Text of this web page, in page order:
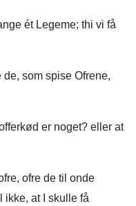
ét Legeme; thi vi få
som spise Ofrene,
er noget? eller at
ofre de til onde
ikke, at I skulle få